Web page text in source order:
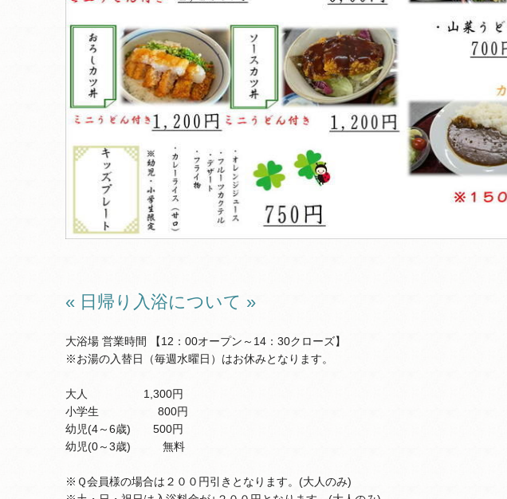
« 日帰り入浴について »
大浴場 営業時間 【12：00オープン～14：30クローズ】
※お湯の入替日（毎週水曜日）はお休みとなります。
大人 1,300円
小学生 800円
幼児(4～6歳) 500円
幼児(0～3歳) 無料
※Ｑ会員様の場合は２００円引きとなります。(大人のみ)